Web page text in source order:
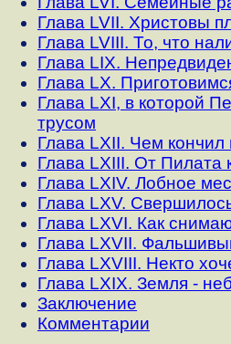
Глава LVII. Христовы
Глава LVIII. То, что
Глава LIX.
Глава LX.
Глава LXI, в которой
трусом
Глава LXII. Чем
Глава LXIII. От Пилата
Глава LXIV. Лобное
Глава LXV.
Глава LXVI. Как
Глава LXVII.
Глава LXVIII. Некто
Глава LXIX. Земля -
Заключение
Комментарии